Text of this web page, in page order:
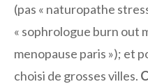
(pas « naturopathe
« sophrologue burn out
menopause paris »); et
choisi de grosses villes.